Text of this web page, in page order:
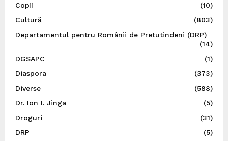
Copii
(10)
Cultură
(803)
Departamentul pentru Românii de Pretutindeni (DRP)
(14)
DGSAPC
(1)
Diaspora
(373)
Diverse
(588)
Dr. Ion I. Jinga
(5)
Droguri
(31)
DRP
(5)